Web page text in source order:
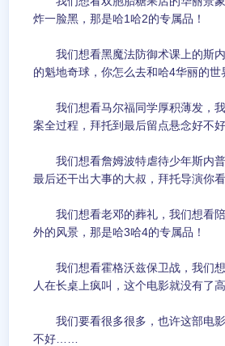
炸一脸黑，那是哈1哈2的专属品！
我们想看黑魔法防御术课上的斯内
的魁地奇球，你怎么去和哈4华丽的世
我们想看马尔福同学厚积薄发，我
案全过程，拜托到最后留点悬念好不
我们想看詹姆波特虐待少年斯内普
最后还干出大事的大叔，拜托导演你
我们想看老邓的葬礼，我们想看陪
外的风景，那是哈3哈4的专属品！
我们想看霍格沃兹保卫战，我们想
人在长桌上疯叫，这个电影就没有了高
我们要看很多很多，也许这部电影
不好……